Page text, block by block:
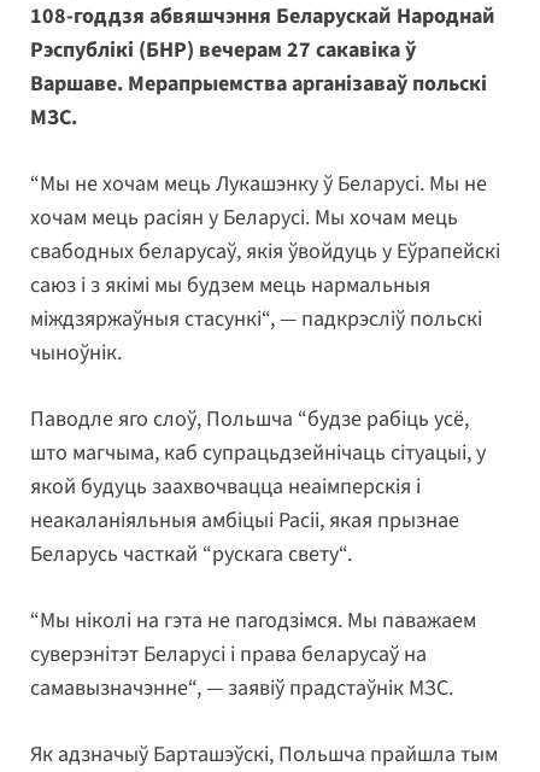
108-годдзя абвяшчэння Беларускай Народнай
Рэспублікі (БНР) вечерам 27 сакавіка ў
Варшаве. Мерапрыемства арганізаваў польскі
МЗС.
“Мы не хочам мець Лукашэнку ў Беларусі. Мы не
хочам мець расіян у Беларусі. Мы хочам мець
свабодных беларусаў, якія ўвойдуць у Еўрапейскі
саюз і з якімі мы будзем мець нармальныя
міждзяржаўныя стасункі“, — падкрэсліў польскі
чыноўнік.
Паводле яго слоў, Польшча “будзе рабіць усё,
што магчыма, каб супрацьдзейнічаць сітуацыі, у
якой будуць заахвочвацца неаімперскія і
неакаланіяльныя амбіцыі Расіі, якая прызнае
Беларусь часткай “рускага свету“.
“Мы ніколі на гэта не пагодзімся. Мы паважаем
суверэнітэт Беларусі і права беларусаў на
самавызначэнне“, — заявіў прадстаўнік МЗС.
Як адзначыў Барташэўскі, Польшча прайшла тым